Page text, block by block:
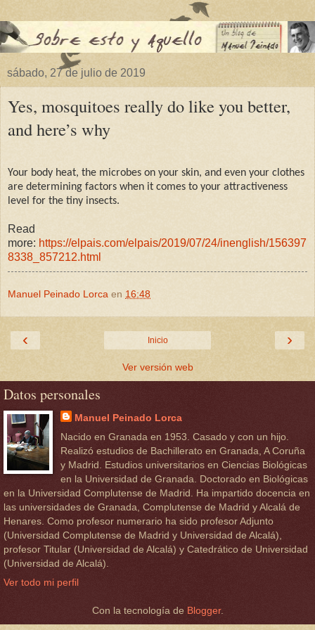
sábado, 27 de julio de 2019
Yes, mosquitoes really do like you better,
and here’s why
Your body heat, the microbes on your skin, and even your clothes
are determining factors when it comes to your attractiveness
level for the tiny insects.
Read
more: https://elpais.com/elpais/2019/07/24/inenglish/156397
8338_857212.html
Manuel Peinado Lorca en 16:48
‹ ›
Inicio
Ver versión web
Datos personales
Manuel Peinado Lorca
Nacido en Granada en 1953. Casado y con un hijo.
Realizó estudios de Bachillerato en Granada, A Coruña
y Madrid. Estudios universitarios en Ciencias Biológicas
en la Universidad de Granada. Doctorado en Biológicas
en la Universidad Complutense de Madrid. Ha impartido docencia en
las universidades de Granada, Complutense de Madrid y Alcalá de
Henares. Como profesor numerario ha sido profesor Adjunto
(Universidad Complutense de Madrid y Universidad de Alcalá),
profesor Titular (Universidad de Alcalá) y Catedrático de Universidad
(Universidad de Alcalá).
Ver todo mi perfil
Con la tecnología de Blogger.